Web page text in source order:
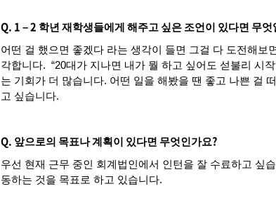
Q. 1 – 2 학년 재학생들에게 해주고 싶은 조언이 있다면 무엇
어떤 걸 했으면 좋겠다 라는 생각이 들면 그걸 다 도전해보면
각합니다. “20대가 지나면 내가 뭘 하고 싶어도 섣불리 시
는 기회가 더 많습니다. 어떤 일을 해봤을 땐 좋고 나쁜 걸
고 싶습니다.
Q. 앞으로의 목표나계획이 있다면 무엇인가요?
우선 현재 근무 중인 회계법인에서 인턴을 잘 수료하고 싶
동하는 것을 목표로 하고 있습니다.